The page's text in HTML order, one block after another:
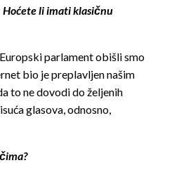
Hoćete li imati klasičnu
parlament obišli smo
bio je preplavljen našim
to ne dovodi do željenih
glasova, odnosno,